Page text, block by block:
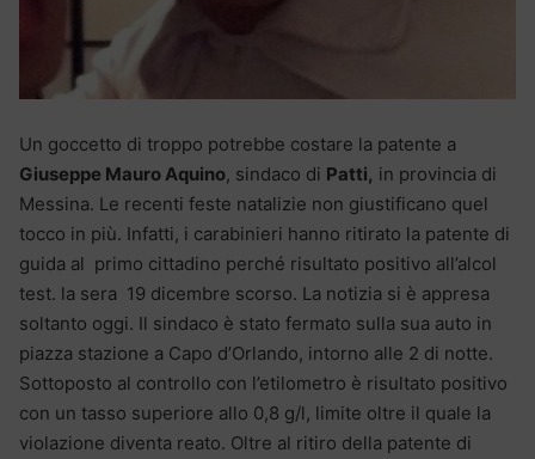
Un goccetto di troppo potrebbe costare la patente a
Giuseppe Mauro Aquino, sindaco di Patti, in provincia di
Messina. Le recenti feste natalizie non giustificano quel
tocco in più. Infatti, i carabinieri hanno ritirato la patente di
guida al primo cittadino perché risultato positivo all’alcol
test. la sera 19 dicembre scorso. La notizia si è appresa
soltanto oggi. Il sindaco è stato fermato sulla sua auto in
piazza stazione a Capo d’Orlando, intorno alle 2 di notte.
Sottoposto al controllo con l’etilometro è risultato positivo
con un tasso superiore allo 0,8 g/l, limite oltre il quale la
violazione diventa reato. Oltre al ritiro della patente di